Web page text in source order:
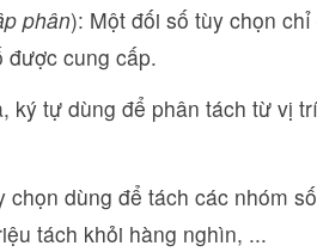
phân): Một đối số tùy chọn
được cung cấp.
ký tự dùng để phân tách từ vị
chọn dùng để tách các nhóm
tách khỏi hàng nghìn, ...